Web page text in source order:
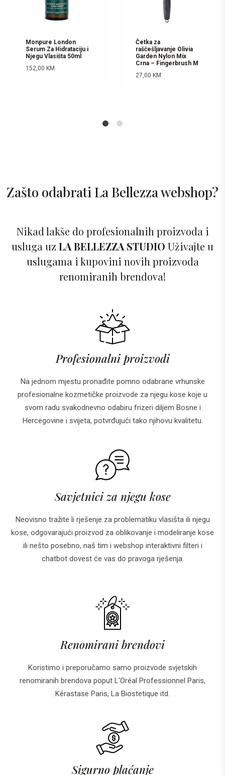
Monpure London
Serum Za Hidrataciju i
Njegu Vlasišta 50ml
152,00 KM
Četka za
raščešljavanje Olivia
Garden Nylon Mix
Crna – Fingerbrush M
27,00 KM
Zašto odabrati La Bellezza webshop?
Nikad lakše do profesionalnih proizvoda i
usluga uz LA BELLEZZA STUDIO Uživajte u
uslugama i kupovini novih proizvoda
renomiranih brendova!
Profesionalni proizvodi
Na jednom mjestu pronađite pomno odabrane vrhunske
profesionalne kozmetičke proizvode za njegu kose koje u
svom radu svakodnevno odabiru frizeri diljem Bosne i
Hercegovine i svijeta, potvrđujući tako njihovu kvalitetu.
Savjetnici za njegu kose
Neovisno tražite li rješenje za problematiku vlasišta ili njegu
kose, odgovarajući proizvod za oblikovanje i modeliranje kose
ili nešto posebno, naš tim i webshop interaktivni filteri i
chatbot dovest će vas do pravoga rješenja.
Renomirani brendovi
Koristimo i preporučamo samo proizvode svjetskih
renomiranih brendova poput L'Oréal Professionnel Paris,
Kérastase Paris, La Biostetique itd.
Sigurno plaćanje